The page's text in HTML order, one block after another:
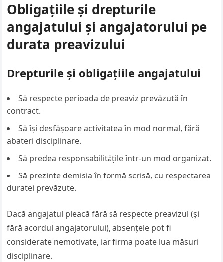
Obligațiile și drepturile
angajatului și angajatorului pe
durata preavizului
Drepturile și obligațiile angajatului
Să respecte perioada de preaviz prevăzută în
contract.
Să își desfășoare activitatea în mod normal, fără
abateri disciplinare.
Să predea responsabilitățile într-un mod organizat.
Să prezinte demisia în formă scrisă, cu respectarea
duratei prevăzute.
Dacă angajatul pleacă fără să respecte preavizul (și
fără acordul angajatorului), absențele pot fi
considerate nemotivate, iar firma poate lua măsuri
disciplinare.